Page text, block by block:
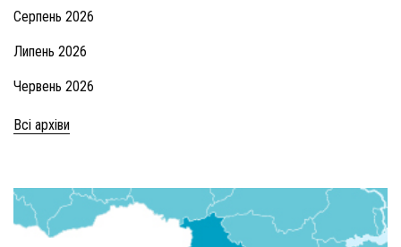
Серпень 2026
Липень 2026
Червень 2026
Всі архіви